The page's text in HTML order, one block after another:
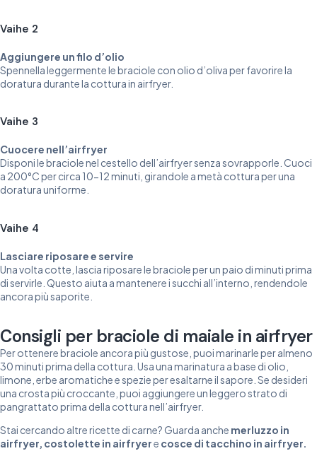
Vaihe 2
Aggiungere un filo d’olio
Spennella leggermente le braciole con olio d’oliva per favorire la
doratura durante la cottura in airfryer.
Vaihe 3
Cuocere nell’airfryer
Disponi le braciole nel cestello dell’airfryer senza sovrapporle. Cuoci
a 200°C per circa 10-12 minuti, girandole a metà cottura per una
doratura uniforme.
Vaihe 4
Lasciare riposare e servire
Una volta cotte, lascia riposare le braciole per un paio di minuti prima
di servirle. Questo aiuta a mantenere i succhi all’interno, rendendole
ancora più saporite.
Consigli per braciole di maiale in airfryer
Per ottenere braciole ancora più gustose, puoi marinarle per almeno
30 minuti prima della cottura. Usa una marinatura a base di olio,
limone, erbe aromatiche e spezie per esaltarne il sapore. Se desideri
una crosta più croccante, puoi aggiungere un leggero strato di
pangrattato prima della cottura nell’airfryer.
Stai cercando altre ricette di carne? Guarda anche merluzzo in
airfryer, costolette in airfryere cosce di tacchino in airfryer.